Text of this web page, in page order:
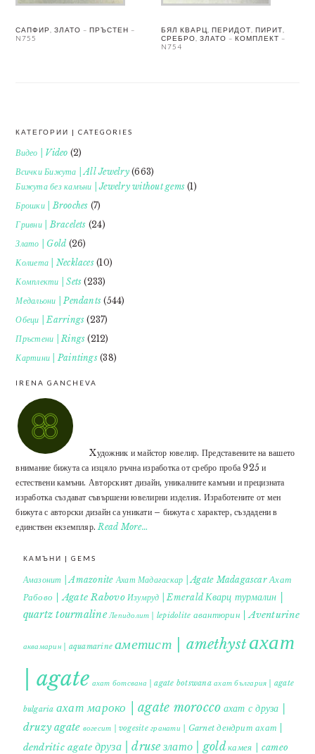
САПФИР, ЗЛАТО – ПРЪСТЕН –
N755
БЯЛ КВАРЦ, ПЕРИДОТ, ПИРИТ,
СРЕБРО, ЗЛАТО – КОМПЛЕКТ –
N754
FOOTER
КАТЕГОРИИ | CATEGORIES
Видео | Video (2)
Всички Бижута | All Jewelry(663)
Бижута без камъни | Jewelry without gems (1)
Брошки | Brooches (7)
Гривни | Bracelets (24)
Злато | Gold (26)
Колиета | Necklaces(10)
Комплекти | Sets (233)
Медальони | Pendants (544)
Обеци | Earrings (237)
Пръстени | Rings (212)
Картини | Paintings(38)
IRENA GANCHEVA
Xудожник и майстор ювелир. Представените на вашето
внимание бижута са изцяло ръчна изработка от сребро проба 925 и
естествени камъни. Авторският дизайн, уникалните камъни и прецизната
изработка създават съвършени ювелирни изделия. Изработените от мен
бижута с авторски дизайн са уникати – бижута с характер, създадени в
единствен екземпляр. Read More…
КАМЪНИ | GEMS
Амазонит | Amazonite Ахат Мадагаскар | Agate Madagascar Ахат
Рабово | Agate Rabovo Изумруд | Emerald Кварц турмалин |
quartz tourmaline Лепидолит | lepidolite авантюрин | Aventurine
аквамарин | aquamarine аметист | amethystахат
| agate ахат ботсвана | agate botswana ахат българия | agate
bulgaria ахат мароко | agate morocco ахат с друза |
druzy agate вогесит | vogesite гранати | Garnet дендрит ахат |
dendritic agate друза | druse злато | gold камея | cameo